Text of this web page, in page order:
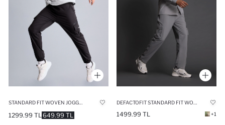
STANDARD FIT WOVEN JOGGER
649.99 TL
1299.99 TL
DEFACTOFIT STANDARD FIT WOVEN CARGO JOGGERS
1499.99 TL +1